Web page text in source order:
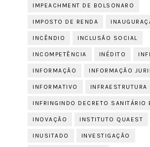
IMPEACHMENT DE BOLSONARO
IMPOSTO DE RENDA
INCÊNDIO INCLUSÃO SOCIAL
INCOMPETÊNCIA INÉDITO
INFORMAÇÃO INFORMAÇÃO
INFORMATIVO INFRAESTRUTURA
INFRINGINDO DECRETO SANITÁRIO
INOVAÇÃO INSTITUTO QUAEST
INUSITADO INVESTIGAÇÃO